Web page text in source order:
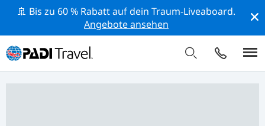
🚢 Bis zu 60 % Rabatt auf dein Traum-Liveaboard.
Angebote ansehen